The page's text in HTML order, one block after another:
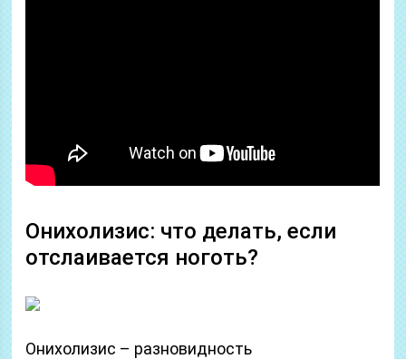
Онихолизис: что делать, если
отслаивается ноготь?
Онихолизис – разновидность